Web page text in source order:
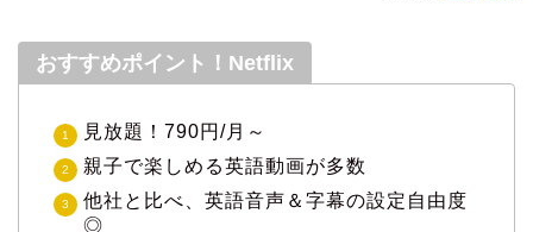
おすすめポイント！Netflix
見放題！790円/月～
親子で楽しめる英語動画が多数
他社と比べ、英語音声＆字幕の設定自由度
◎